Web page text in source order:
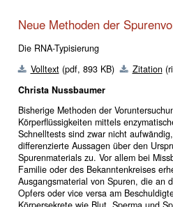
Neue Methoden der
Die RNA-Typisierung
Volltext(pdf, 893 KB) Zitation
Christa Nussbaumer
Bisherige Methoden der
Körperflüssigkeiten mittels
Schnelltests sind zwar nicht
differenzierte Aussagen über den
Spurenmaterials zu. Vor allem bei
Familie oder des Bekanntenkreises
Ausgangsmaterial von Spuren, die an
Opfers oder vice versa am